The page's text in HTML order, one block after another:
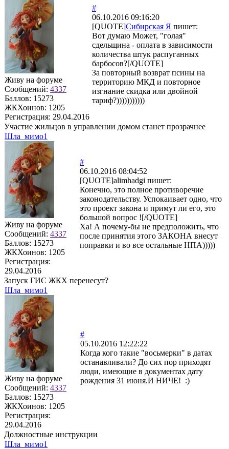
Живу на форуме
Сообщений: 4337
Баллов: 15273
ЖКХоинов: 1205
Регистрация: 29.04.2016
#
06.10.2016 09:16:20
[QUOTE]Сибирская Я пишет:
Вот думаю Может, "голая"
сдельщина - оплата в зависимости
количества штук распуганных
барбосов?[/QUOTE]
За повторный возврат псины на
территорию МКД и повторное
изгнание скидка или двойной
тариф?)))))))))))
Участие жильцов в управлении домом станет прозрачнее
Шла_мимо1
Живу на форуме
Сообщений: 4337
Баллов: 15273
ЖКХоинов: 1205
Регистрация:
29.04.2016
#
06.10.2016 08:04:52
[QUOTE]alimhadgi пишет:
Конечно, это полное противоречие
законодательству. Успокаивает одно, что
это проект закона и примут ли его, это
большой вопрос ![/QUOTE]
Ха! А почему-бы не предположить, что
после принятия этого ЗАКОНА внесут
поправки и во все остальные НПА)))))
Запуск ГИС ЖКХ перенесут?
Шла_мимо1
Живу на форуме
Сообщений: 4337
Баллов: 15273
ЖКХоинов: 1205
Регистрация:
29.04.2016
#
05.10.2016 12:22:22
Когда кого такие "восьмерки" в датах
останавливали? До сих пор приходят
люди, имеющие в документах дату
рождения 31 июня.И НИЧЕ! :)
Должностные инструкции
Шла_мимо1